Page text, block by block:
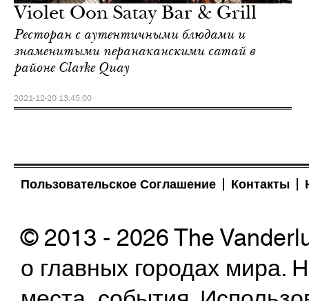
Violet Oon Satay Bar & Grill
Ресторан с аутентичными блюдами и
знаменитыми перанаканскими сатай в
районе Clarke Quay
2021-12-20 13:45:00
Пользовательское Соглашение Контакты
© 2013 - 2026 The
о главных городах